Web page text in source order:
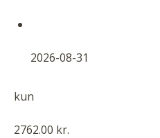
2026-08-31
kun
2762.00 kr.